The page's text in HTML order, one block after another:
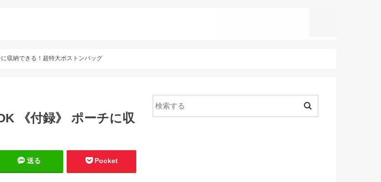
収納できる！超特大ボストンバッグ
《付録》 ポーチに収
送る Pocket